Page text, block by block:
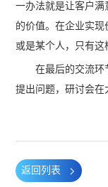
一办法就是让客户
的价值。在企业实
或是某个人，只有这
在最后的交流环节
提出问题，研讨会
返回列表